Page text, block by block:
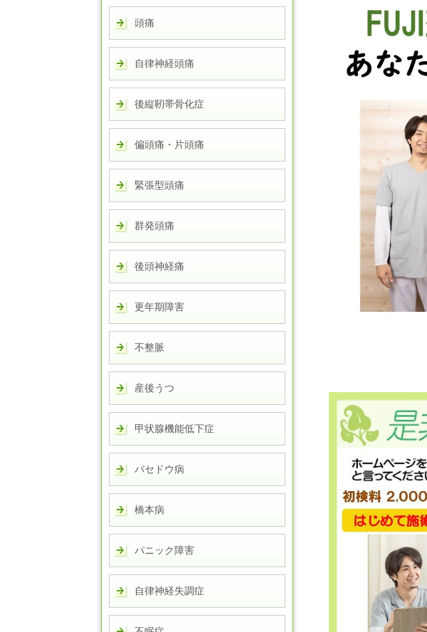
頭痛
自律神経頭痛
後縦靭帯骨化症
偏頭痛・片頭痛
緊張型頭痛
群発頭痛
後頭神経痛
更年期障害
不整脈
産後うつ
甲状腺機能低下症
バセドウ病
橋本病
パニック障害
自律神経失調症